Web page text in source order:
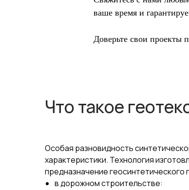
ваше время и
Доверьте свои проекты
Что такое
Особая разновидность
характеристики. Технология
предназначение
в дорожном строительстве: